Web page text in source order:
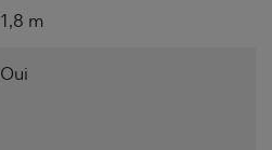
1,8 m
Oui